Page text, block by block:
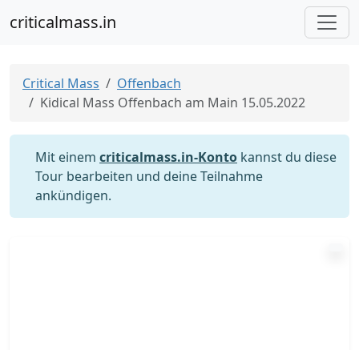
criticalmass.in
Critical Mass
Offenbach
Kidical Mass Offenbach am Main 15.05.2022
Mit einem criticalmass.in-Konto kannst du diese
Tour bearbeiten und deine Teilnahme
ankündigen.